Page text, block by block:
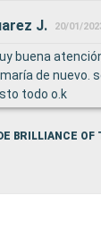
J. 20/01/
buena
de nuevo.
todo o.k
BRILLIANCE OF